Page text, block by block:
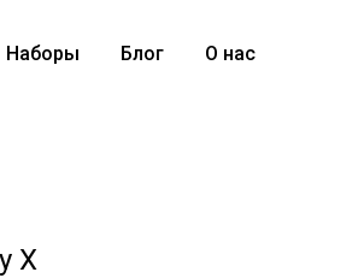
Наборы Блог О нас
X